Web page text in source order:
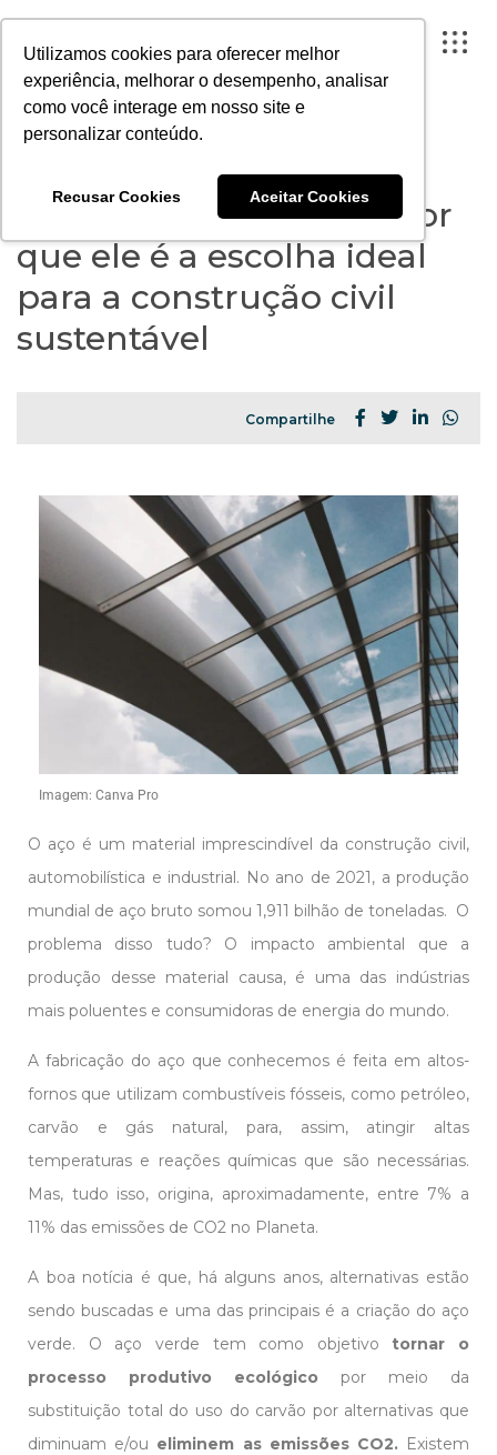
Utilizamos cookies para oferecer melhor
experiência, melhorar o desempenho, analisar
como você interage em nosso site e
personalizar conteúdo.
Recusar Cookies Aceitar Cookies
A ARTESANO
PROJETOS
INSTITUTO
PORTAL DO CLIENTE
FACEBOOK INSTAGRAM
> ARQUITETURA E URBANISMO
O que é o Aço Verde e por
que ele é a escolha ideal
para a construção civil
sustentável
Compartilhe
Imagem: Canva Pro
O aço é um material imprescindível da construção civil,
automobilística e industrial. No ano de 2021, a produção
mundial de aço bruto somou 1,911 bilhão de toneladas. O
problema disso tudo? O impacto ambiental que a
produção desse material causa, é uma das indústrias
mais poluentes e consumidoras de energia do mundo.
A fabricação do aço que conhecemos é feita em altos-
fornos que utilizam combustíveis fósseis, como petróleo,
carvão e gás natural, para, assim, atingir altas
temperaturas e reações químicas que são necessárias.
Mas, tudo isso, origina, aproximadamente, entre 7% a
11% das emissões de CO2 no Planeta.
A boa notícia é que, há alguns anos, alternativas estão
sendo buscadas e uma das principais é a criação do aço
verde. O aço verde tem como objetivo tornar o
processo produtivo ecológico por meio da
substituição total do uso do carvão por alternativas que
diminuam e/ou eliminem as emissões CO2.Existem